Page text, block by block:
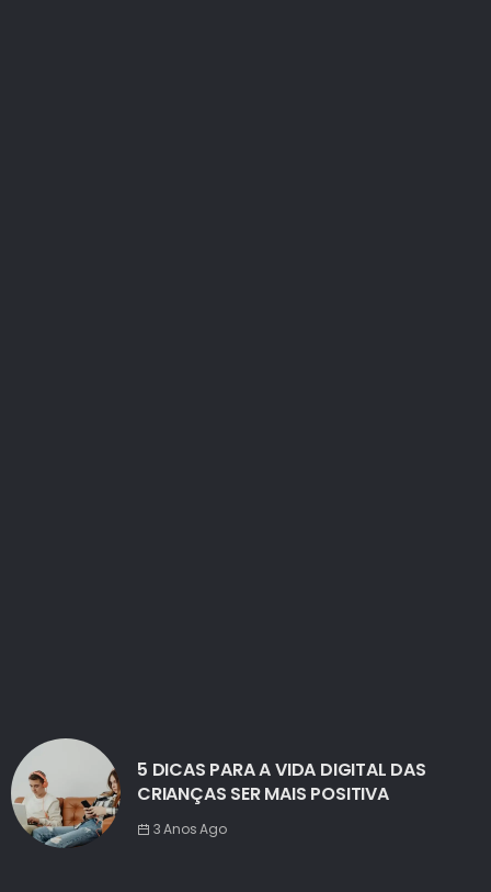
5 DICAS PARA A VIDA DIGITAL DAS
CRIANÇAS SER MAIS POSITIVA
3 Anos Ago